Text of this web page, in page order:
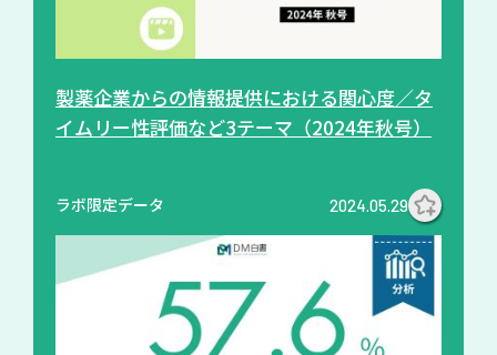
製薬企業からの情報提供における関心度／タ
イムリー性評価など3テーマ（2024年秋号）
ラボ限定データ 2024.05.29